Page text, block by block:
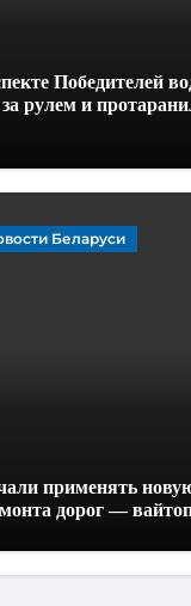
Победителей
Беларуси
применять
дорог —